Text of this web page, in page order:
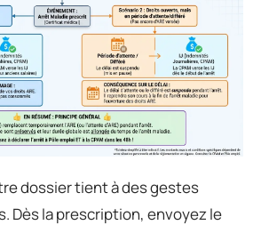
dossier tient à des gestes
Dès la prescription, envoyez le